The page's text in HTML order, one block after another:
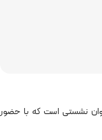
نشستی است که با حضور